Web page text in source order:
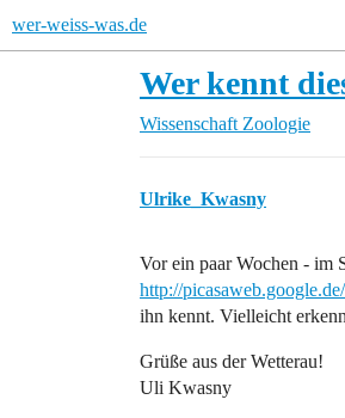
wer-weiss-was.de
Wer kennt
Wissenschaft Zoologie
Ulrike_Kwasny
Vor ein paar Wochen - im
http://
ihn kennt. Vielleicht
Grüße aus der Wetterau!
Uli Kwasny